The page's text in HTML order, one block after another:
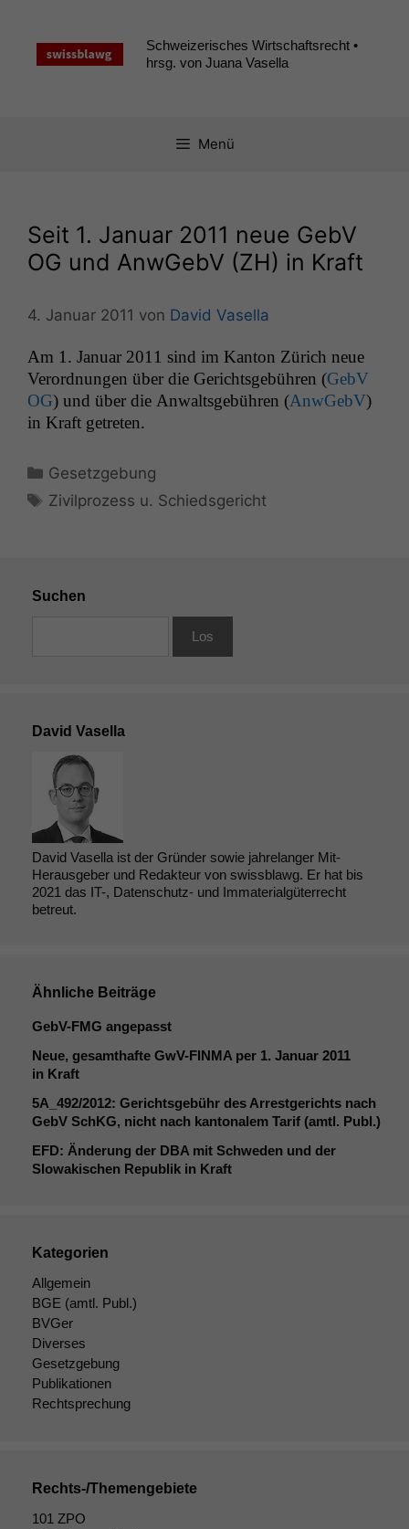
springen
Schweizerisches Wirtschaftsrecht •
hrsg. von Juana Vasella
Menü
Seit 1. Januar 2011 neue GebV
OG und AnwGebV (ZH) in Kraft
4. Januar 2011 von David Vasella
Am 1. Jan­u­ar 2011 sind im Kan­ton Zürich neue
Verord­nun­gen über die Gerichts­ge­bühren (GebV
OG) und über die Anwalts­ge­bühren (AnwGe­bV)
in Kraft getreten.
Kategorien
Gesetzgebung
Schlagwörter
Zivilprozess u. Schiedsgericht
Suchen
David Vasella
David Vasella ist der Gründer sowie jahrelanger Mit-
Herausgeber und Redakteur von swissblawg. Er hat bis
2021 das IT-, Datenschutz- und Immaterialgüterrecht
betreut.
Ähnliche Beiträge
GebV-FMG angepasst
Neue, gesamthafte GwV-FINMA per 1. Januar 2011
in Kraft
5A_492/2012: Gerichtsgebühr des Arrestgerichts nach
GebV SchKG, nicht nach kantonalem Tarif (amtl. Publ.)
EFD: Änderung der DBA mit Schweden und der
Slowakischen Republik in Kraft
Kategorien
Allgemein
BGE (amtl. Publ.)
BVGer
Diverses
Gesetzgebung
Publikationen
Rechtsprechung
Rechts-/Themengebiete
101 ZPO